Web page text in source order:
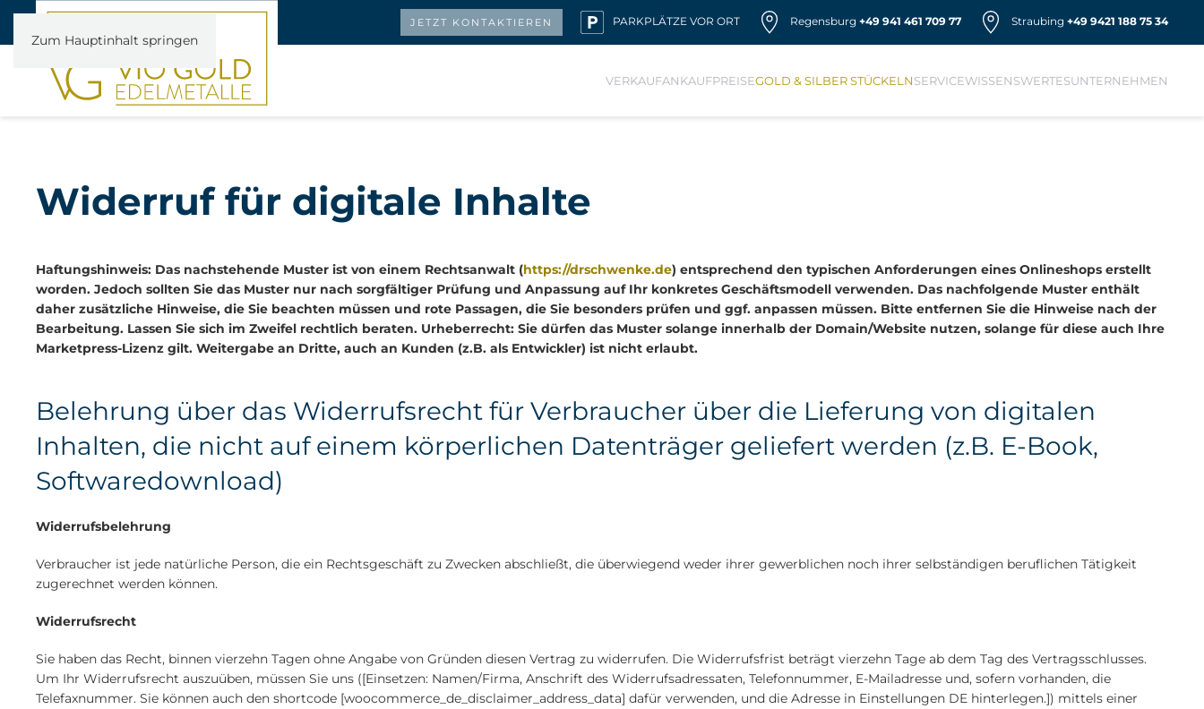
Zum Hauptinhalt springen
JETZT KONTAKTIEREN PARKPLÄTZE VOR ORT Regensburg +49 941 461 709 77 Straubing +49 9421 188 75 34
VERKAUFANKAUFPREISEGOLD & SILBER STÜCKELNSERVICEWISSENSWERTESUNTERNEHMEN
Widerruf für digitale Inhalte
Haftungshinweis: Das nachstehende Muster ist von einem Rechtsanwalt (https://drschwenke.de) entsprechend den typischen Anforderungen eines Onlineshops erstellt
worden. Jedoch sollten Sie das Muster nur nach sorgfältiger Prüfung und Anpassung auf Ihr konkretes Geschäftsmodell verwenden. Das nachfolgende Muster enthält
daher zusätzliche Hinweise, die Sie beachten müssen und rote Passagen, die Sie besonders prüfen und ggf. anpassen müssen. Bitte entfernen Sie die Hinweise nach der
Bearbeitung. Lassen Sie sich im Zweifel rechtlich beraten. Urheberrecht: Sie dürfen das Muster solange innerhalb der Domain/Website nutzen, solange für diese auch Ihre
Marketpress-Lizenz gilt. Weitergabe an Dritte, auch an Kunden (z.B. als Entwickler) ist nicht erlaubt.
Belehrung über das Widerrufsrecht für Verbraucher über die Lieferung von digitalen
Inhalten, die nicht auf einem körperlichen Datenträger geliefert werden (z.B. E-Book,
Softwaredownload)
Widerrufsbelehrung
Verbraucher ist jede natürliche Person, die ein Rechtsgeschäft zu Zwecken abschließt, die überwiegend weder ihrer gewerblichen noch ihrer selbständigen beruflichen Tätigkeit
zugerechnet werden können.
Widerrufsrecht
Sie haben das Recht, binnen vierzehn Tagen ohne Angabe von Gründen diesen Vertrag zu widerrufen. Die Widerrufsfrist beträgt vierzehn Tage ab dem Tag des Vertragsschlusses.
Um Ihr Widerrufsrecht auszuüben, müssen Sie uns ([Einsetzen: Namen/Firma, Anschrift des Widerrufsadressaten, Telefonnummer, E-Mailadresse und, sofern vorhanden, die
Telefaxnummer. Sie können auch den shortcode [woocommerce_de_disclaimer_address_data] dafür verwenden, und die Adresse in Einstellungen DE hinterlegen.]) mittels einer